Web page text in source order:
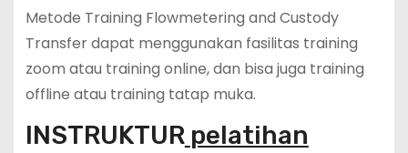
Metode Training Flowmetering and Custody
Transfer dapat menggunakan fasilitas training
zoom atau training online, dan bisa juga training
offline atau training tatap muka.
INSTRUKTUR pelatihan